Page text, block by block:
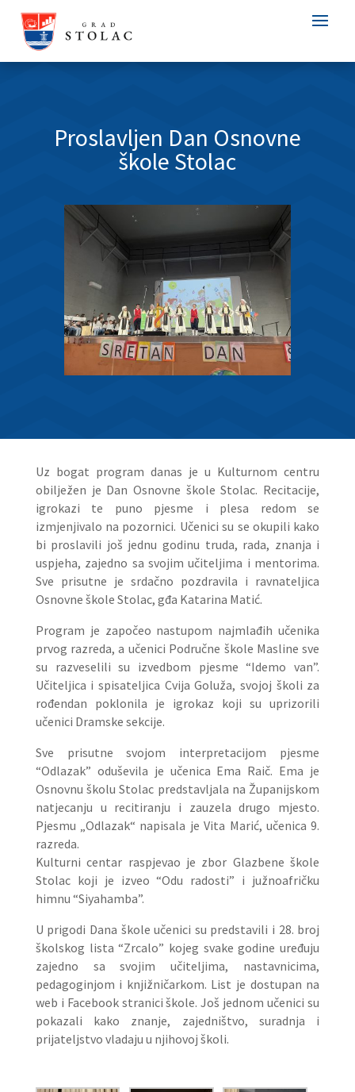
Proslavljen Dan Osnovne
škole Stolac
Uz bogat program danas je u Kulturnom centru
obilježen je Dan Osnovne škole Stolac. Recitacije,
igrokazi te puno pjesme i plesa redom se
izmjenjivalo na pozornici. Učenici su se okupili kako
bi proslavili još jednu godinu truda, rada, znanja i
uspjeha, zajedno sa svojim učiteljima i mentorima.
Sve prisutne je srdačno pozdravila i ravnateljica
Osnovne škole Stolac, gđa Katarina Matić.
Program je započeo nastupom najmlađih učenika
prvog razreda, a učenici Područne škole Masline sve
su razveselili su izvedbom pjesme “Idemo van”.
Učiteljica i spisateljica Cvija Goluža, svojoj školi za
rođendan poklonila je igrokaz koji su uprizorili
učenici Dramske sekcije.
Sve prisutne svojom interpretacijom pjesme
“Odlazak” oduševila je učenica Ema Raič. Ema je
Osnovnu školu Stolac predstavljala na Županijskom
natjecanju u recitiranju i zauzela drugo mjesto.
Pjesmu „Odlazak“ napisala je Vita Marić, učenica 9.
razreda.
Kulturni centar raspjevao je zbor Glazbene škole
Stolac koji je izveo “Odu radosti” i južnoafričku
himnu “Siyahamba”.
U prigodi Dana škole učenici su predstavili i 28. broj
školskog lista “Zrcalo” kojeg svake godine uređuju
zajedno sa svojim učiteljima, nastavnicima,
pedagoginjom i knjižničarkom. List je dostupan na
web i Facebook stranici škole. Još jednom učenici su
pokazali kako znanje, zajedništvo, suradnja i
prijateljstvo vladaju u njihovoj školi.